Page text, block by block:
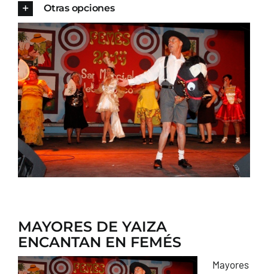
AYUNTAMIENTO
TURISMO
CONTACTO
Otras opciones
MAYORES DE YAIZA
ENCANTAN EN FEMÉS
Mayores